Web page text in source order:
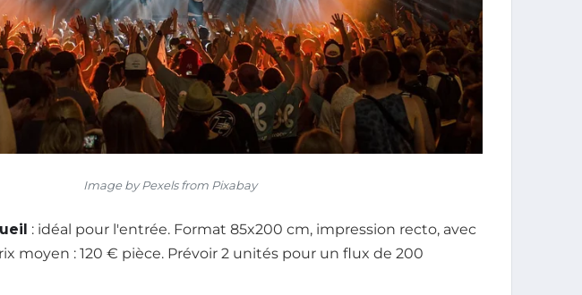
Image by Pexels from Pixabay
: idéal pour l'entrée. Format 85x200 cm, impression recto, avec
moyen : 120 € pièce. Prévoir 2 unités pour un flux de 200